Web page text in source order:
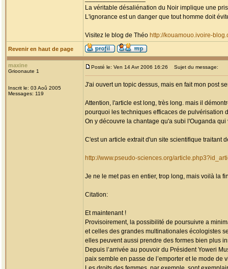
La véritable désaliénation du Noir implique une
L'ignorance est un danger que tout homme doit
Visitez le blog de Théo http://kouamouo.ivoire-
Revenir en haut de page
maxine
Grioonaute 1
Inscrit le: 03 Aoû 2005
Messages: 119
Posté le: Ven 14 Avr 2006 16:26 Sujet du message:
J'ai ouvert un topic dessus, mais en fait mon post
Attention, l'article est long, très long. mais il
pourquoi les techniques efficaces de pulvérisation
On y découvre la chantage qu'a subi l'Ouganda
C'est un article extrait d'un site scientifique traitant
http://www.pseudo-sciences.org/
Je ne le met pas en entier, trop long, mais voilà la
Citation:
Et maintenant !
Provisoirement, la possibilité de poursuivre a
et celles des grandes multinationales écologistes
elles peuvent aussi prendre des formes bien plus
Depuis l’arrivée au pouvoir du Président Yoweri
paix semble en passe de l’emporter et le mode de